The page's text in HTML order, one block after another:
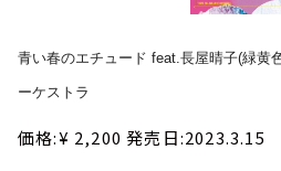
青い春のエチュード feat.長屋晴子(緑黄
ーケストラ
価格:¥ 2,200 発売日:2023.3.15